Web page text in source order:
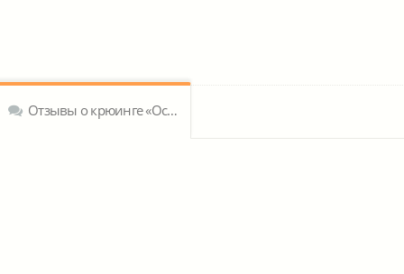
Отзывы о крюинге «Oceanwide Shipping & Chartering GmbH»